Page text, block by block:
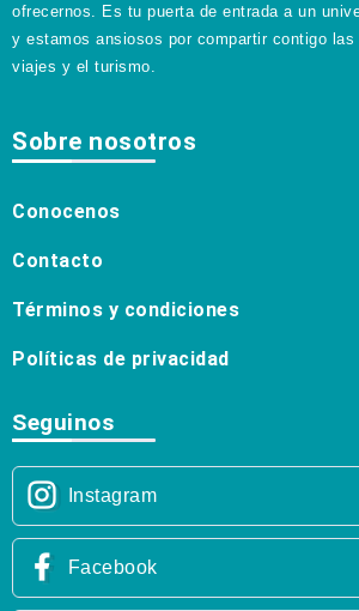
ofrecernos. Es tu puerta de entrada a un
y estamos ansiosos por compartir contigo
viajes y el turismo.
Sobre nosotros
Conocenos
Contacto
Términos y condiciones
Políticas de privacidad
Seguinos
Instagram
Facebook